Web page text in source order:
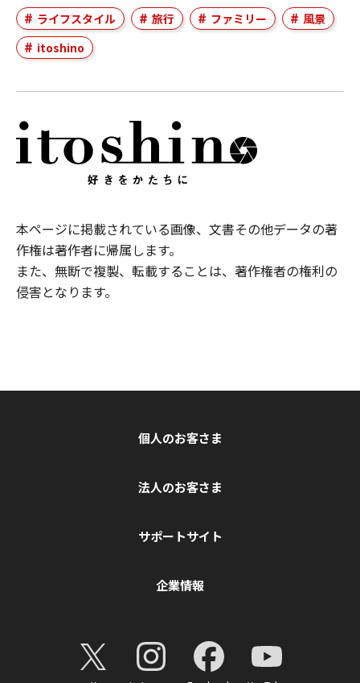
ライフスタイル 旅行 ファミリー
風景
itoshino
本ページに掲載されている画像、文書その他データの著
作権は著作者に帰属します。
また、無断で複製、転載することは、著作権者の権利の
侵害となります。
個人のお客さま
法人のお客さま
サポートサイト
企業情報